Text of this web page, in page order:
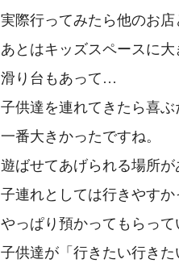
実際行ってみたら他のお店
あとはキッズスペースに大
滑り台もあって…
子供達を連れてきたら喜ぶ
一番大きかったですね。
遊ばせてあげられる場所
子連れとしては行きやすか
やっぱり預かってもらって
子供達が「行きたい行きた